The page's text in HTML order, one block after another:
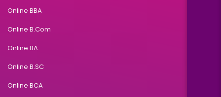
Online BBA
Online B.Com
Online BA
Online B.SC
Online BCA